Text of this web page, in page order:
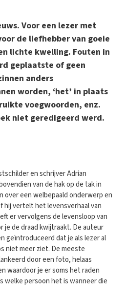
Voor een lezer met
de liefhebber van goeie
lichte kwelling. Fouten in
geplaatste of geen
anders
worden, ‘het’ in plaats
voegwoorden, enz.
niet geredigeerd werd.
en schrijver Adrian
van de hak op de tak in
over een welbepaald onderwerp en
hij vertelt het levensverhaal van
er vervolgens de levensloop van
je de draad kwijtraakt. De auteur
geïntroduceerd dat je als lezer al
niet meer ziet. De meeste
door een foto, helaas
waardoor je er soms het raden
welke persoon het is wanneer die